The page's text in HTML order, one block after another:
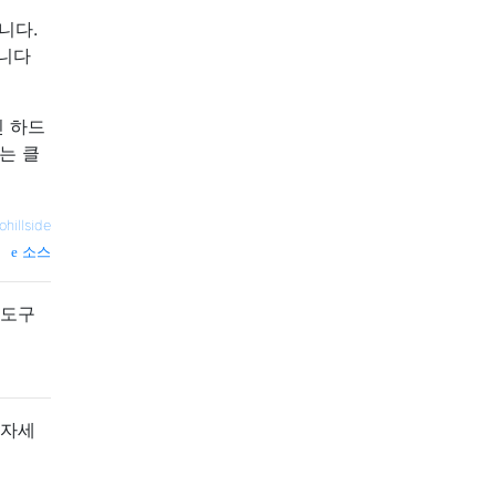
다.
다
하드
클
소스
구
세